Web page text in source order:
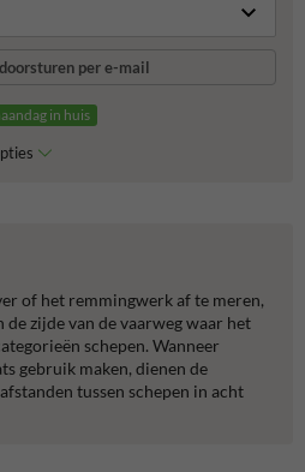
per e-mail
in huis
of het remmingwerk af te meren,
de zijde van de vaarweg waar het
schepen. Wanneer
gebruik maken, dienen de
tussen schepen in acht